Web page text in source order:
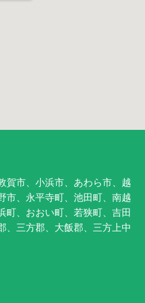
賀市、小浜市、あわら市、越
市、永平寺町、池田町、南越
町、おおい町、若狭町、吉田
、三方郡、大飯郡、三方上中